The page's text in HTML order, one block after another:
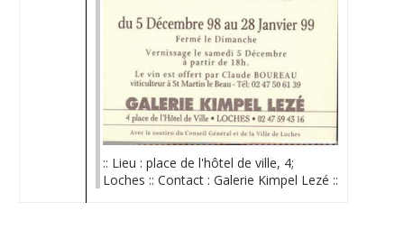
:: Lieu : place de l'hôtel de ville, 4;
Loches :: Contact : Galerie Kimpel Lezé ::